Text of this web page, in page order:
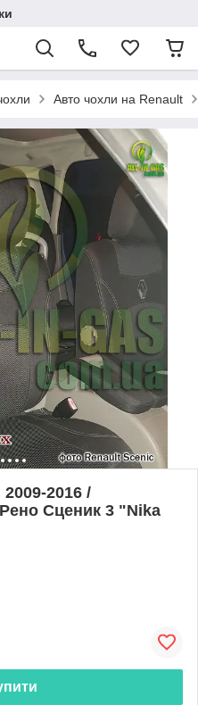
Авто чохли на Renault
2016 /
Сценик 3 "Nika